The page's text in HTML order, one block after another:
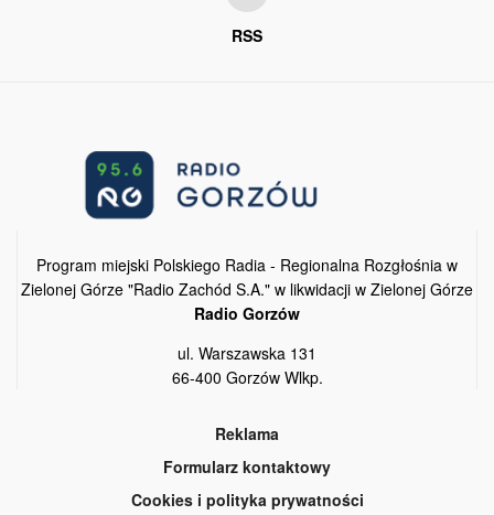
RSS
Program miejski Polskiego Radia - Regionalna Rozgłośnia w
Zielonej Górze "Radio Zachód S.A." w likwidacji w Zielonej Górze
Radio Gorzów
ul. Warszawska 131
66-400 Gorzów Wlkp.
Reklama
Formularz kontaktowy
Cookies i polityka prywatności